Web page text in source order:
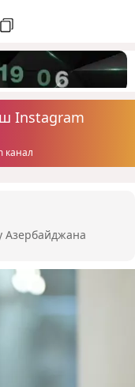
Instagram
канал
Азербайджана